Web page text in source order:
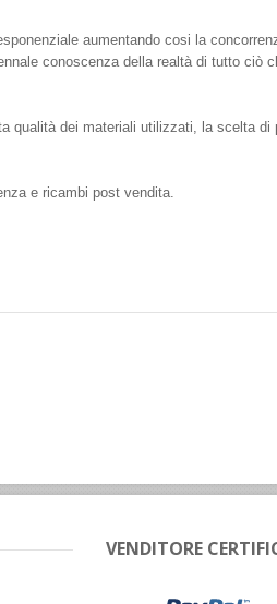
aumentando cosi la
conoscenza della realtà di tutto ciò
qualità dei materiali utilizzati, la scelta
e ricambi post vendita.
VENDITORE